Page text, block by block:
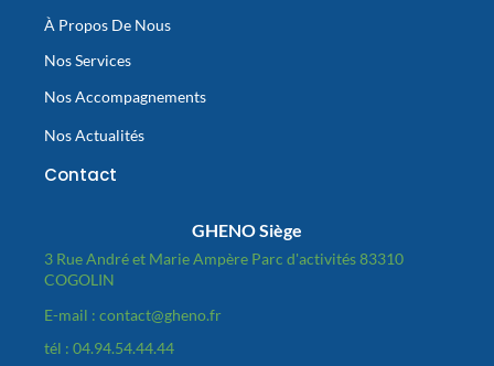
À Propos De Nous
Nos Services
Nos Accompagnements
Nos Actualités
Contact
GHENO Siège
3 Rue André et Marie Ampère Parc d'activités 83310
COGOLIN
E-mail : contact@gheno.fr
tél : 04.94.54.44.44